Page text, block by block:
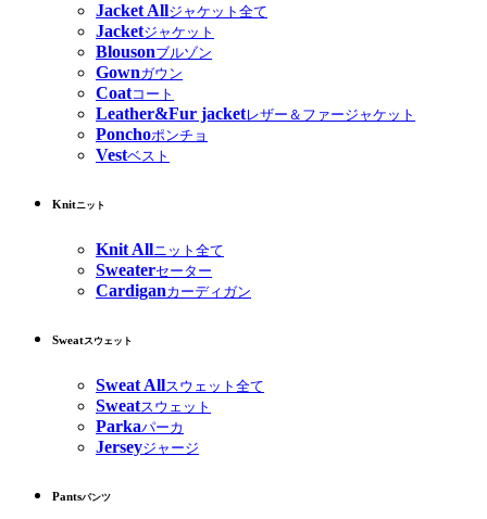
Jacket Allジャケット全て
Jacketジャケット
Blousonブルゾン
Gownガウン
Coatコート
Leather&Fur jacketレザー＆ファージャケット
Ponchoポンチョ
Vestベスト
Knitニット
Knit Allニット全て
Sweaterセーター
Cardiganカーディガン
Sweatスウェット
Sweat Allスウェット全て
Sweatスウェット
Parkaパーカ
Jerseyジャージ
Pantsパンツ